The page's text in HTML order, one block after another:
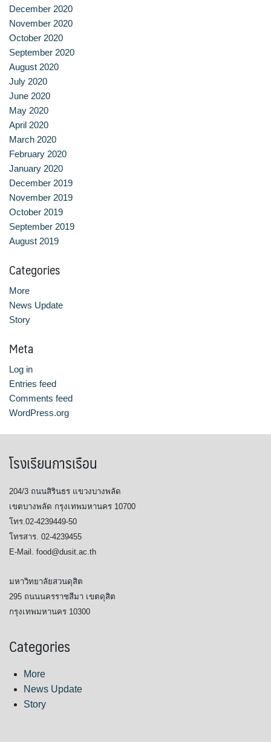
อาหารไทยรสเลิศ
เรียนรู้เทคนิคอาหารนานาชาติ
เลือกหลักสูตร
โครงสร้างการบริหารงาน
โรงเรียนการเรือน
December 2020
November 2020
October 2020
September 2020
August 2020
July 2020
June 2020
May 2020
April 2020
March 2020
February 2020
January 2020
December 2019
November 2019
October 2019
September 2019
August 2019
Categories
More
News Update
Story
Meta
Log in
Entries feed
Comments feed
WordPress.org
โรงเรียนการเรือน
204/3 ถนนสิรินธร แขวงบางพลัด
เขตบางพลัด กรุงเทพมหานคร 10700
โทร.02-4239449-50
โทรสาร. 02-4239455
E-Mail. food@dusit.ac.th
มหาวิทยาลัยสวนดุสิต
295 ถนนนครราชสีมา เขตดุสิต
กรุงเทพมหานคร 10300
Categories
More
News Update
Story